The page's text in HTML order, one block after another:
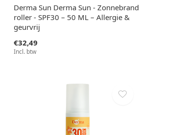
Derma Sun Derma Sun - Zonnebrand
roller - SPF30 – 50 ML – Allergie &
geurvrij
€32,49
Incl. btw